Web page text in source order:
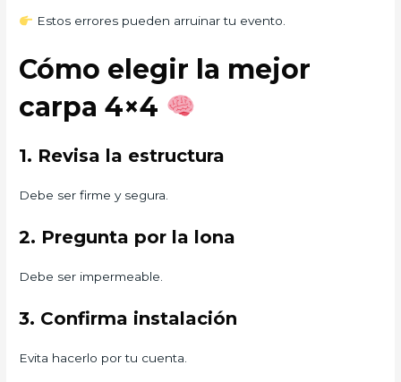
Estos errores pueden arruinar tu evento.
Cómo elegir la mejor
carpa 4×4
1. Revisa la estructura
Debe ser firme y segura.
2. Pregunta por la lona
Debe ser impermeable.
3. Confirma instalación
Evita hacerlo por tu cuenta.